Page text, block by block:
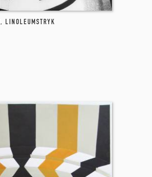
, LINOLEUMSTRYK